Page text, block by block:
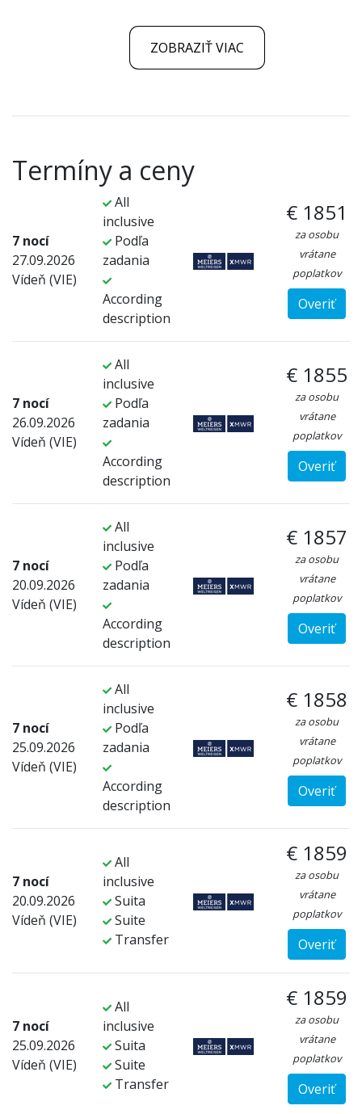
ZOBRAZIŤ VIAC
Termíny a ceny
7 nocí
27.09.2026
Vídeň (VIE)
All
inclusive
Podľa
zadania
According
description
€ 1851
za osobu
vrátane
poplatkov
Overiť
7 nocí
26.09.2026
Vídeň (VIE)
All
inclusive
Podľa
zadania
According
description
€ 1855
za osobu
vrátane
poplatkov
Overiť
7 nocí
20.09.2026
Vídeň (VIE)
All
inclusive
Podľa
zadania
According
description
€ 1857
za osobu
vrátane
poplatkov
Overiť
7 nocí
25.09.2026
Vídeň (VIE)
All
inclusive
Podľa
zadania
According
description
€ 1858
za osobu
vrátane
poplatkov
Overiť
7 nocí
20.09.2026
Vídeň (VIE)
All
inclusive
Suita
Suite
Transfer
€ 1859
za osobu
vrátane
poplatkov
Overiť
7 nocí
25.09.2026
Vídeň (VIE)
All
inclusive
Suita
Suite
Transfer
€ 1859
za osobu
vrátane
poplatkov
Overiť